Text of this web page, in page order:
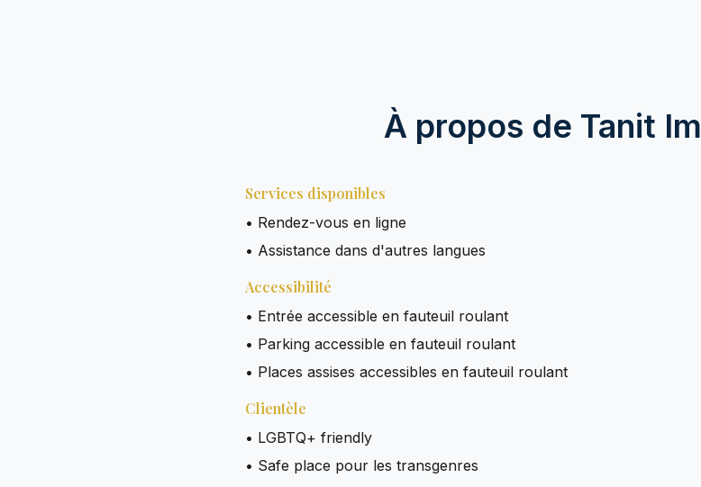
À propos de Tanit
Services disponibles
• Rendez-vous en ligne
• Assistance dans d'autres langues
Accessibilité
• Entrée accessible en fauteuil roulant
• Parking accessible en fauteuil roulant
• Places assises accessibles en fauteuil roulant
Clientèle
• LGBTQ+ friendly
• Safe place pour les transgenres